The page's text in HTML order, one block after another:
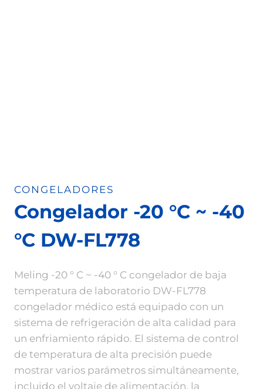
CONGELADORES
Congelador -20 °C ~ -40
°C DW-FL778
Meling -20 ° C ~ -40 ° C congelador de baja
temperatura de laboratorio DW-FL778
congelador médico está equipado con un
sistema de refrigeración de alta calidad para
un enfriamiento rápido. El sistema de control
de temperatura de alta precisión puede
mostrar varios parámetros simultáneamente,
incluido el voltaje de alimentación, la